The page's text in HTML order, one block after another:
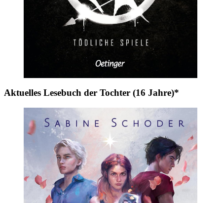
Aktuelles Lesebuch der Tochter (16 Jahre)*